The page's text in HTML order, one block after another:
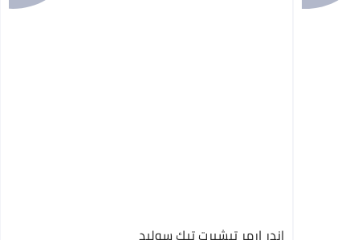
اندر ارمر تيشيرت تيك سوليد